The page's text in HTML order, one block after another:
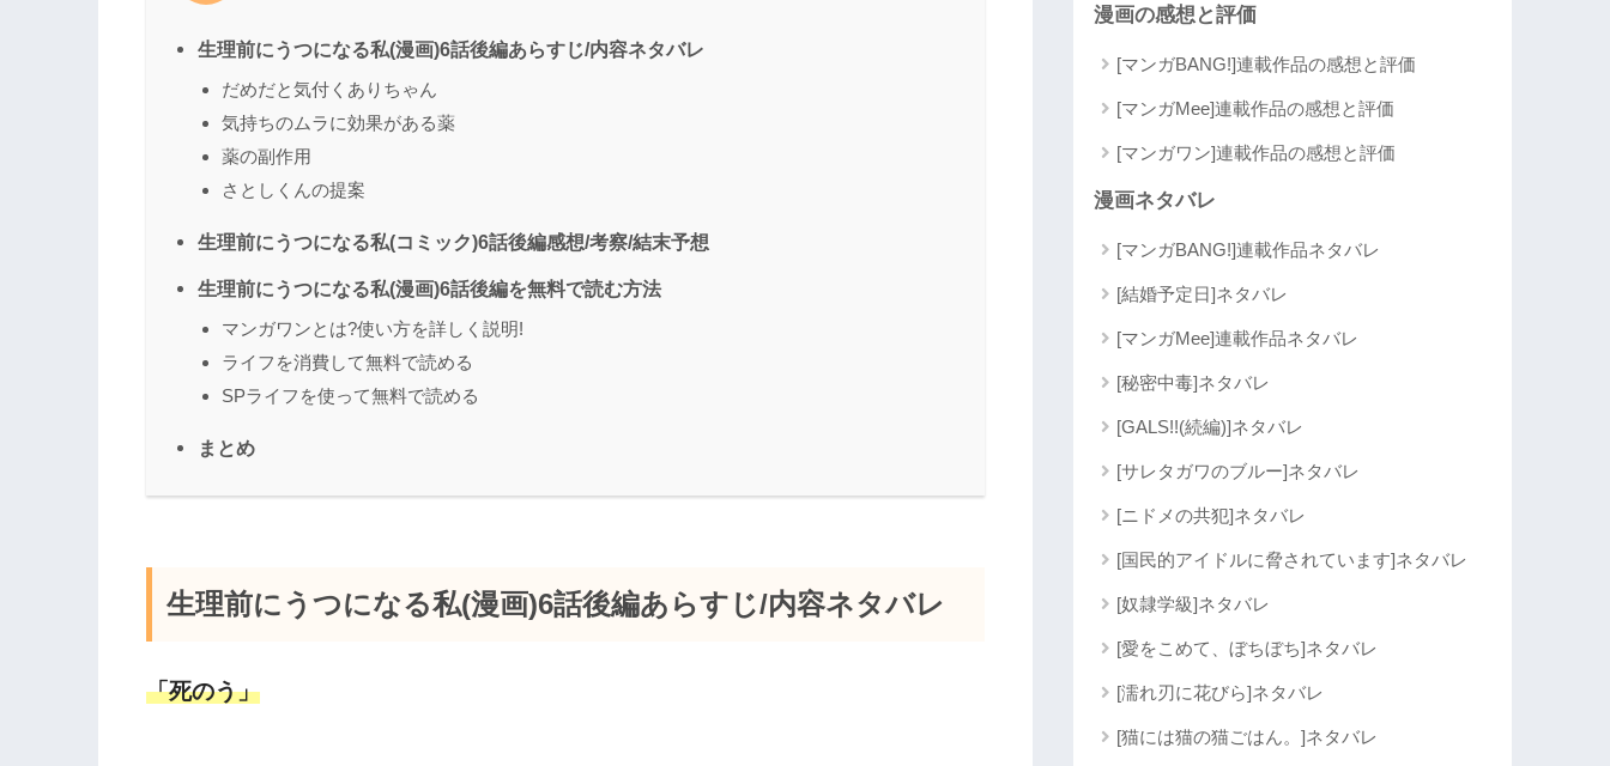
生理前にうつになる私(漫画)6話後編あらすじ/内容ネタバレ
だめだと気付くありちゃん
気持ちのムラに効果がある薬
薬の副作用
さとしくんの提案
生理前にうつになる私(コミック)6話後編感想/考察/結末予想
生理前にうつになる私(漫画)6話後編を無料で読む方法
マンガワンとは?使い方を詳しく説明!
ライフを消費して無料で読める
SPライフを使って無料で読める
まとめ
生理前にうつになる私(漫画)6話後編あらすじ/内容ネタバレ
「死のう」
漫画の感想と評価
[マンガBANG!]連載作品の感想と評価
[マンガMee]連載作品の感想と評価
[マンガワン]連載作品の感想と評価
漫画ネタバレ
[マンガBANG!]連載作品ネタバレ
[結婚予定日]ネタバレ
[マンガMee]連載作品ネタバレ
[秘密中毒]ネタバレ
[GALS!!(続編)]ネタバレ
[サレタガワのブルー]ネタバレ
[ニドメの共犯]ネタバレ
[国民的アイドルに脅されています]ネタバレ
[奴隷学級]ネタバレ
[愛をこめて、ぼちぼち]ネタバレ
[濡れ刃に花びら]ネタバレ
[猫には猫の猫ごはん。]ネタバレ